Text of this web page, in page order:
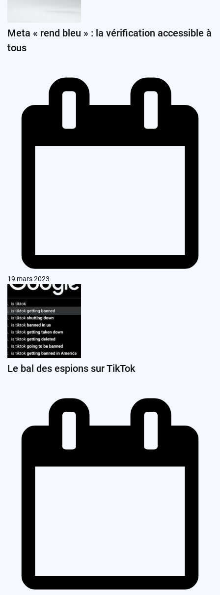
Meta « rend bleu » : la vérification accessible à
tous
19 mars 2023
Le bal des espions sur TikTok